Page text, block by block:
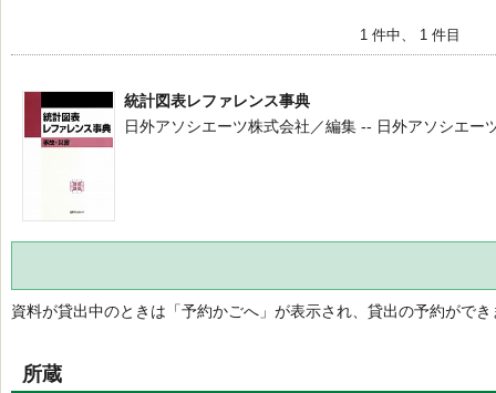
1 件中、 1 件目
統計図表レファレンス事典
日外アソシエーツ株式会社／編集 -- 日外アソシエー
資料が貸出中のときは「予約かごへ」が表示され、貸出の予約ができ
所蔵